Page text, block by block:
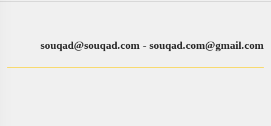
souqad@souqad.com-souqad.com@gmail.com